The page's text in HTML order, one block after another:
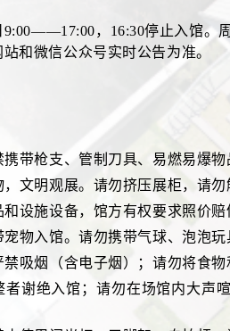
9:00——17:00，16:30停止入馆。
和微信公众号实时公告为准。
携带枪支、管制刀具、易燃易爆物
，文明观展。请勿挤压展柜，请勿
和设施设备，馆方有权要求照价
宠物入馆。请勿携带气球、泡泡玩
禁吸烟（含电子烟）；请勿将食物
者谢绝入馆；请勿在场馆内大声